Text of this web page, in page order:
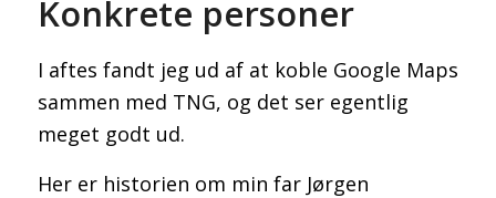
Konkrete personer
I aftes fandt jeg ud af at koble Google Maps
sammen med TNG, og det ser egentlig
meget godt ud.
Her er historien om min far Jørgen